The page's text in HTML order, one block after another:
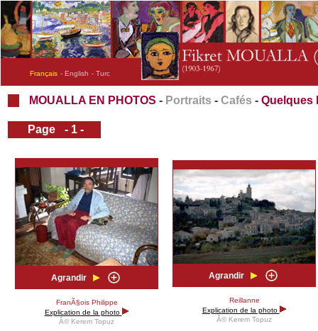
Français - English - Turc
MOUALLA EN PHOTOS - Portraits - Cafés - Quelques
Page - 1 -
Agrandir
FranÃ§ois Philippe
Explication de la photo
Â© Kerem Topuz
Agrandir
Reillanne
Explication de la photo
Â© Kerem Topuz